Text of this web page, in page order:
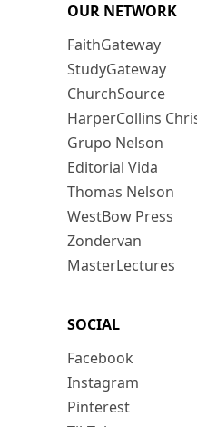
OUR NETWORK
FaithGateway
StudyGateway
ChurchSource
HarperCollins
Grupo Nelson
Editorial Vida
Thomas Nelson
WestBow Press
Zondervan
MasterLectures
SOCIAL
Facebook
Instagram
Pinterest